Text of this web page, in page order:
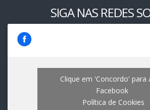
SIGA NAS REDES
Clique em 'Concordo' para
Facebook
Política de Cookies